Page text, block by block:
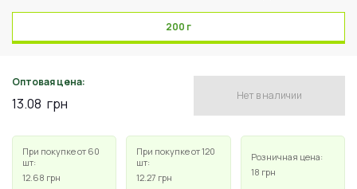
200 г
Оптовая цена:
13.08 грн Нет в наличии
При покупке от 60
шт:
12.68 грн
При покупке от 120
шт:
12.27 грн
Розничная цена:
18 грн